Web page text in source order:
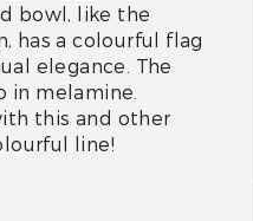
bowl, like the
has a colourful flag
elegance. The
in melamine.
this and other
line!